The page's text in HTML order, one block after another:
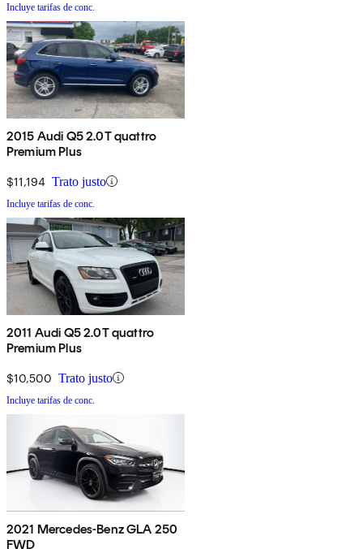
Incluye tarifas de conc.
2015 Audi Q5 2.0T quattro
Premium Plus
$11,194 Trato justo
Incluye tarifas de conc.
2011 Audi Q5 2.0T quattro
Premium Plus
$10,500 Trato justo
Incluye tarifas de conc.
2021 Mercedes-Benz GLA 250
FWD